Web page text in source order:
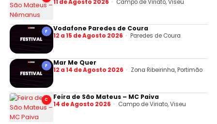
11 de Agosto 2026 Campo de Viriato, Viseu
F Vodafone Paredes de Coura
12 a 15 de Agosto 2026 Paredes de Coura
F Mar Me Quer
12 a 14 de Agosto 2026 Zona Ribeirinha, Portimão
C Feira de São Mateus – MC Paiva
14 de Agosto 2026 Campo de Viriato, Viseu